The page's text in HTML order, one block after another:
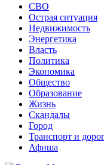
СВО
Острая ситуация
Недвижимость
Энергетика
Власть
Политика
Экономика
Общество
Образование
Жизнь
Скандалы
Город
Транспорт и
Афиша